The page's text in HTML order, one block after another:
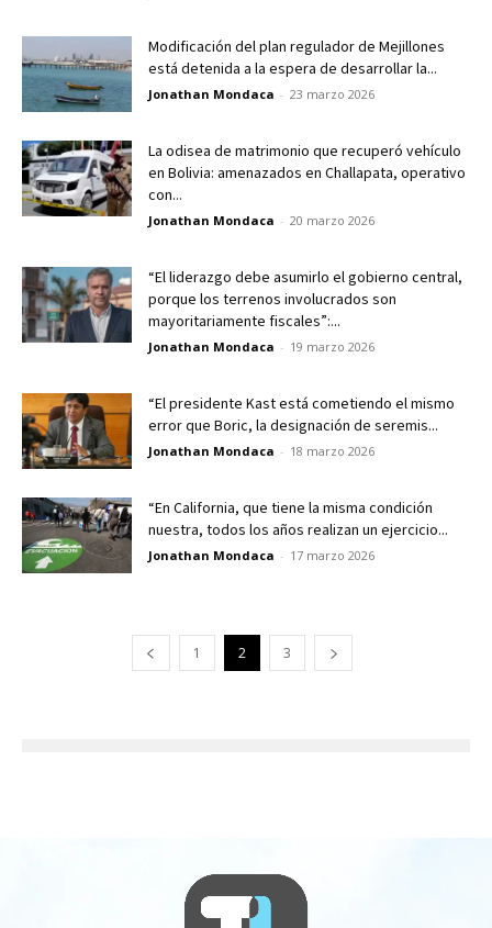
Modificación del plan regulador de Mejillones
está detenida a la espera de desarrollar la...
Jonathan Mondaca - 23 marzo 2026
La odisea de matrimonio que recuperó vehículo
en Bolivia: amenazados en Challapata, operativo
con...
Jonathan Mondaca - 20 marzo 2026
“El liderazgo debe asumirlo el gobierno central,
porque los terrenos involucrados son
mayoritariamente fiscales”:...
Jonathan Mondaca - 19 marzo 2026
“El presidente Kast está cometiendo el mismo
error que Boric, la designación de seremis...
Jonathan Mondaca - 18 marzo 2026
“En California, que tiene la misma condición
nuestra, todos los años realizan un ejercicio...
Jonathan Mondaca - 17 marzo 2026
1 2 3